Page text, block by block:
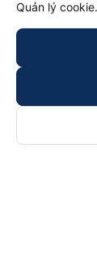
Về chúng tôi
Hỗ trợ
Quản lý